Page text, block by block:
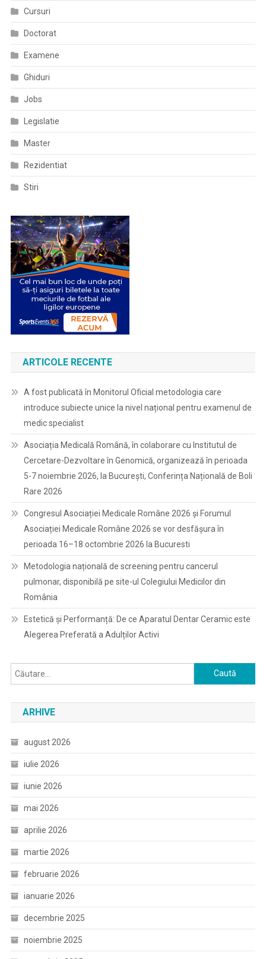
Cursuri
Doctorat
Examene
Ghiduri
Jobs
Legislatie
Master
Rezidentiat
Stiri
ARTICOLE RECENTE
A fost publicată în Monitorul Oficial metodologia care
introduce subiecte unice la nivel național pentru examenul de
medic specialist
Asociația Medicală Română, în colaborare cu Institutul de
Cercetare-Dezvoltare în Genomică, organizează în perioada
5-7 noiembrie 2026, la București, Conferința Națională de Boli
Rare 2026
Congresul Asociației Medicale Române 2026 și Forumul
Asociației Medicale Române 2026 se vor desfășura în
perioada 16–18 octombrie 2026 la Bucuresti
Metodologia națională de screening pentru cancerul
pulmonar, disponibilă pe site-ul Colegiului Medicilor din
România
Estetică și Performanță: De ce Aparatul Dentar Ceramic este
Alegerea Preferată a Adulților Activi
Caută
după:
ARHIVE
august 2026
iulie 2026
iunie 2026
mai 2026
aprilie 2026
martie 2026
februarie 2026
ianuarie 2026
decembrie 2025
noiembrie 2025